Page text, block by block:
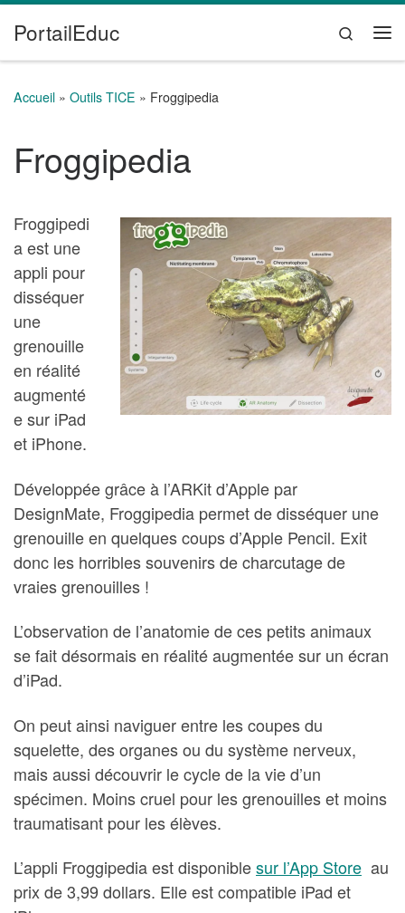
Passer au contenu
PortailEduc
Search
Accueil » Outils TICE » Froggipedia
Froggipedia
Froggipedi
a est une
appli pour
disséquer
une
grenouille
en réalité
augmenté
e sur iPad
et iPhone.
Développée grâce à l’ARKit d’Apple par
DesignMate, Froggipedia permet de disséquer une
grenouille en quelques coups d’Apple Pencil. Exit
donc les horribles souvenirs de charcutage de
vraies grenouilles !
L’observation de l’anatomie de ces petits animaux
se fait désormais en réalité augmentée sur un écran
d’iPad.
On peut ainsi naviguer entre les coupes du
squelette, des organes ou du système nerveux,
mais aussi découvrir le cycle de la vie d’un
spécimen. Moins cruel pour les grenouilles et moins
traumatisant pour les élèves.
L’appli Froggipedia est disponiblesur l’App Store au
prix de 3,99 dollars. Elle est compatible iPad et